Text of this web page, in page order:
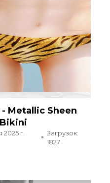
Metallic Sheen
2025 г.
Загрузок:
1827